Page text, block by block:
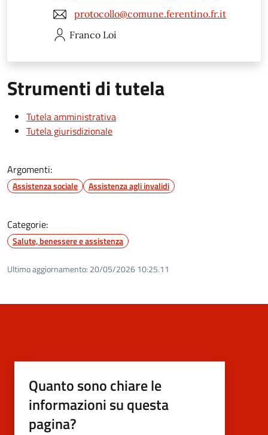
protocollo@comune.ferentino.fr.it
Franco Loi
Strumenti di tutela
Tutela amministrativa
Tutela giurisdizionale
Argomenti:
Assistenza sociale Assistenza agli invalidi
Categorie:
Salute, benessere e assistenza
Ultimo aggiornamento: 20/05/2026 10:25.11
Quanto sono chiare le
informazioni su questa
pagina?